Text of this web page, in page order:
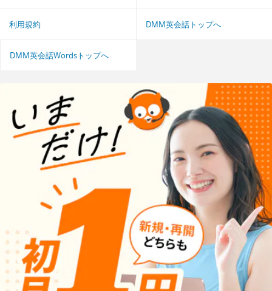
利用規約 DMM英会話トップへ
DMM英会話Wordsトップへ